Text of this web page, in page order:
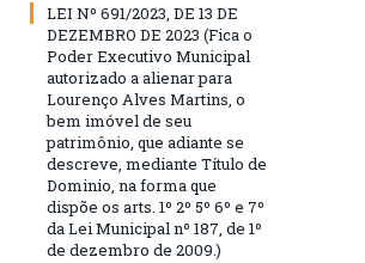
LEI Nº 691/2023, DE 13 DE
DEZEMBRO DE 2023 (Fica o
Poder Executivo Municipal
autorizado a alienar para
Lourenço Alves Martins, o
bem imóvel de seu
patrimônio, que adiante se
descreve, mediante Título de
Dominio, na forma que
dispõe os arts. 1º 2º 5º 6º e 7º
da Lei Municipal nº 187, de 1º
de dezembro de 2009.)